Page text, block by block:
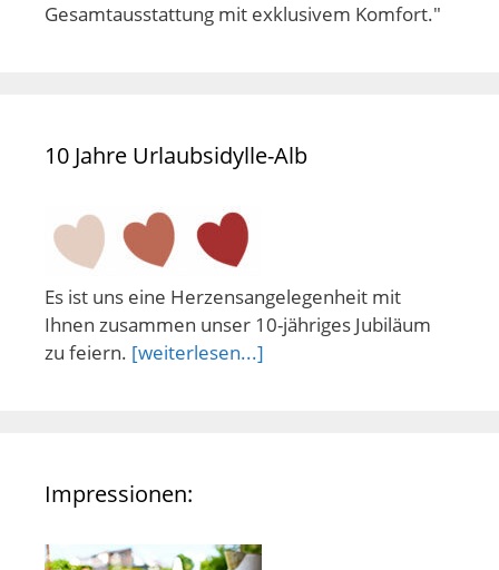
Gesamtausstattung mit exklusivem Komfort."
10 Jahre Urlaubsidylle-Alb
Es ist uns eine Herzensangelegenheit mit
Ihnen zusammen unser 10-jähriges Jubiläum
zu feiern. [weiterlesen...]
Impressionen: